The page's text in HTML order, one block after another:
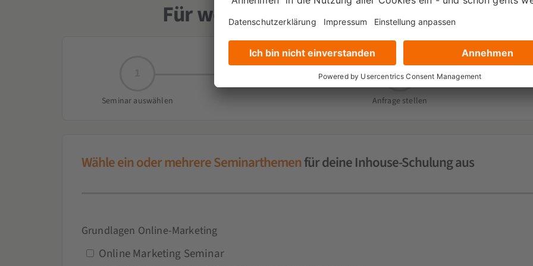
Für welches Inhouse-Seminar
Seminar auswählen
2
Anfrage stellen
Wähle ein oder mehrere Seminarthemenfür deine Inhouse-Schulung aus
Grundlagen Online-Marketing
Online Marketing Seminar